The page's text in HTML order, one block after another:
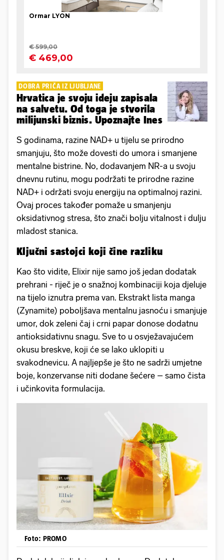
DOBRA PRIČA IZ LJUBLJANE
Hrvatica je svoju ideju zapisala
na salvetu. Od toga je stvorila
milijunski biznis. Upoznajte Ines
S godinama, razine NAD+ u tijelu se prirodno
smanjuju, što može dovesti do umora i smanjene
mentalne bistrine. No, dodavanjem NR-a u svoju
dnevnu rutinu, mogu podržati te prirodne razine
NAD+ i održati svoju energiju na optimalnoj razini.
Ovaj proces također pomaže u smanjenju
oksidativnog stresa, što znači bolju vitalnost i dulju
mladost stanica.
Ključni sastojci koji čine razliku
Kao što vidite, Elixir nije samo još jedan dodatak
prehrani - riječ je o snažnoj kombinaciji koja djeluje
na tijelo iznutra prema van. Ekstrakt lista manga
(Zynamite) poboljšava mentalnu jasnoću i smanjuje
umor, dok zeleni čaj i crni papar donose dodatnu
antioksidativnu snagu. Sve to u osvježavajućem
okusu breskve, koji će se lako uklopiti u
svakodnevicu. A najljepše je što ne sadrži umjetne
boje, konzervanse niti dodane šećere – samo čista
i učinkovita formulacija.
Foto: PROMO